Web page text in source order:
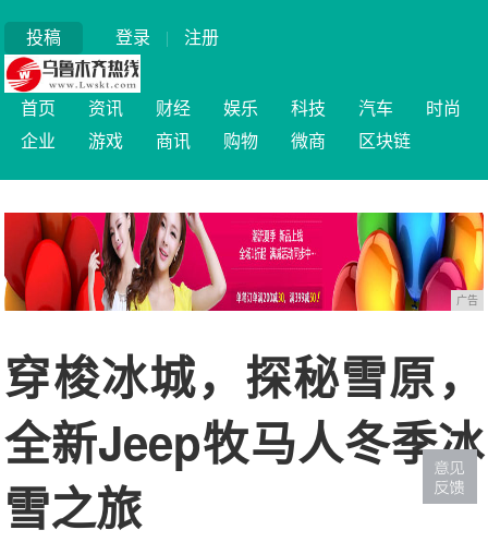
投稿 登录 | 注册
首页 资讯 财经 娱乐 科技 汽车
时尚
企业
游戏 商讯 购物 微商 区块链
广告
穿梭冰城，探秘雪原，
全新Jeep牧马人冬季冰
雪之旅